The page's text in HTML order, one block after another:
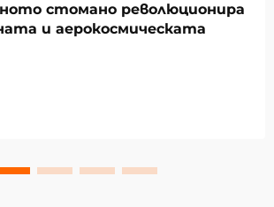
стомано революционира
и аерокосмическата